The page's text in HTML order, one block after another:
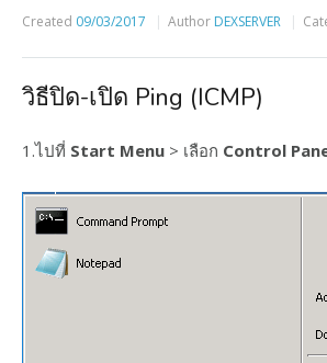
Created 09/03/2017 Author DEXSERVER
วิธีปิด-เปิด Ping (ICMP)
1.ไปที่ Start Menu > เลือก Control